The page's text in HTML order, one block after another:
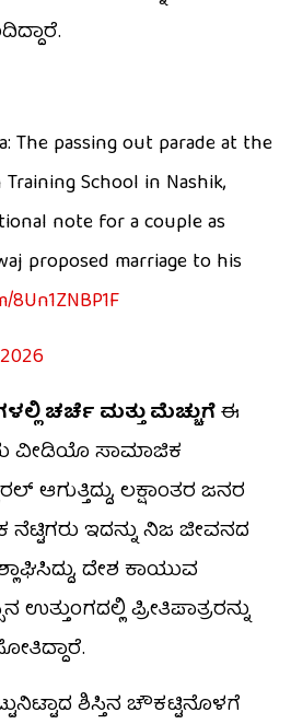
The passing out parade at the
School in Nashik,
note for a couple as
proposed marriage to his
ಚರ್ಚೆ ಮತ್ತು ಮೆಚ್ಚುಗೆಈ
ವೀಡಿಯೊ ಸಾಮಾಜಿಕ
ಆಗುತ್ತಿದ್ದು, ಲಕ್ಷಾಂತರ ಜನರ
ಇದನ್ನು ನಿಜ ಜೀವನದ
ದೇಶ ಕಾಯುವ
ಪ್ರೀತಿಪಾತ್ರರನ್ನು
ಶಿಸ್ತಿನ ಚೌಕಟ್ಟಿನೊಳಗೆ